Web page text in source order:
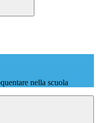
nella scuola